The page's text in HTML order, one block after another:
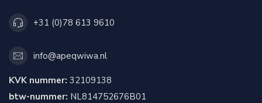
+31 (0)78 613 9610
info@apeqwiwa.nl
KVK nummer: 32109138
btw-nummer: NL814752676B01